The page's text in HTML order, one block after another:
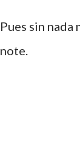
Pues sin
note.